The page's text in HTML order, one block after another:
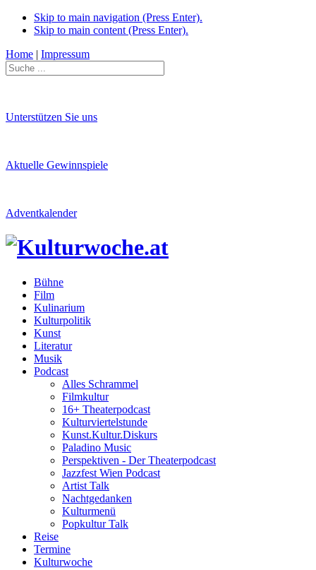
Skip to main navigation (Press Enter).
Skip to main content (Press Enter).
Home | Impressum
Unterstützen Sie uns
Aktuelle Gewinnspiele
Adventkalender
Bühne
Film
Kulinarium
Kulturpolitik
Kunst
Literatur
Musik
Podcast
Alles Schrammel
Filmkultur
16+ Theaterpodcast
Kulturviertelstunde
Kunst.Kultur.Diskurs
Paladino Music
Perspektiven - Der Theaterpodcast
Jazzfest Wien Podcast
Artist Talk
Nachtgedanken
Kulturmenü
Popkultur Talk
Reise
Termine
Kulturwoche